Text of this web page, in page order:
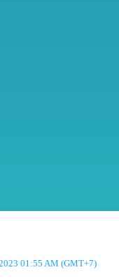
01:55 AM (GMT+7)